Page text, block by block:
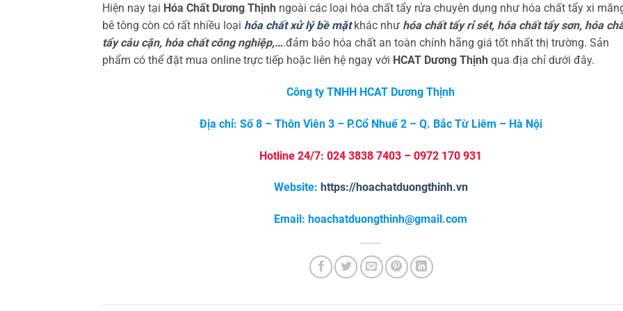
Hiện nay tại Hóa Chất Dương Thịnh ngoài các loại hóa chất tẩy rửa chuyên dụng như hóa chất tẩy xi
bê tông còn có rất nhiều loại hóa chất xử lý bề mặtkhác như hóa chất tẩy rỉ sét, hóa chất tẩy sơn, hóa
tẩy cáu cặn, hóa chất công nghiệp,….đảm bảo hóa chất an toàn chính hãng giá tốt nhất thị trường. Sản
phẩm có thể đặt mua online trực tiếp hoặc liên hệ ngay với HCAT Dương Thịnh qua địa chỉ dưới đây.
Công ty TNHH HCAT Dương Thịnh
Địa chỉ: Số 8 – Thôn Viên 3 – P.Cổ Nhuế 2 – Q. Bắc Từ Liêm – Hà Nội
Hotline 24/7: 024 3838 7403 – 0972 170 931
Website: https://hoachatduongthinh.vn
Email: hoachatduongthinh@gmail.com